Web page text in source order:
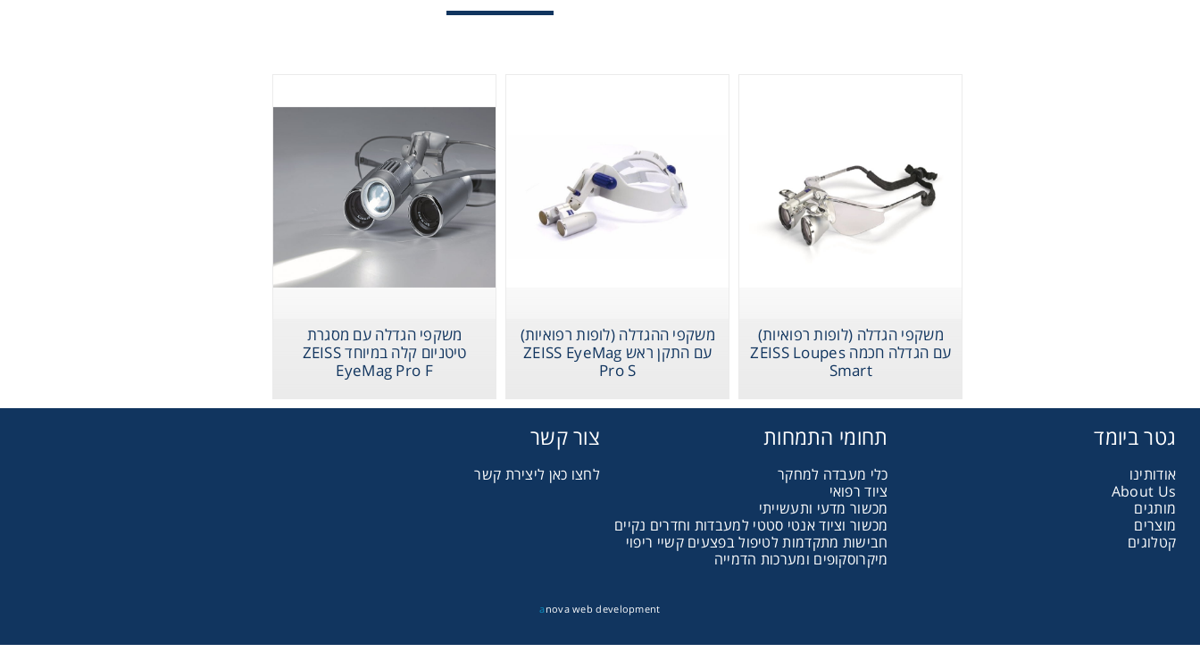
משקפי הגדלה (לופות רפואיות)
עם הגדלה חכמה ZEISS Loupes
Smart
משקפי ההגדלה (לופות רפואיות)
עם התקן ראש ZEISS EyeMag
Pro S
משקפי הגדלה עם מסגרת
טיטניום קלה במיוחד ZEISS
EyeMag Pro F
גטר ביומד
אודותינו
About Us
מותגים
מוצרים
קטלוגים
תחומי התמחות
כלי מעבדה למחקר
ציוד רפואי
מכשור מדעי ותעשייתי
מכשור וציוד אנטי סטטי למעבדות וחדרים נקיים
חבישות מתקדמות לטיפול בפצעים קשיי ריפוי
מיקרוסקופים ומערכות הדמייה
צור קשר
לחצו כאן ליצירת קשר
a nova web development
רפואיות) עם התקן ראש
טיטניום קלה במיוחד
Filtration
Plasticware
Reagents & Kits
Consumables
Safety